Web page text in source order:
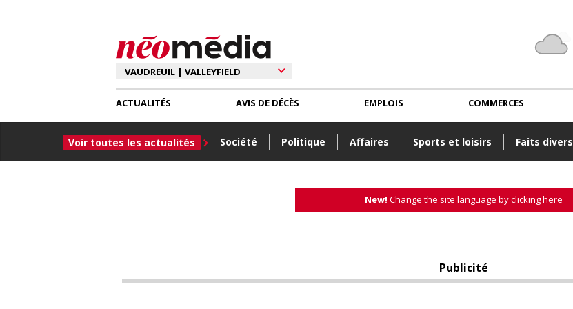
ACTUALITÉS
Voir toutes les actualités Société Politique Affaires Sports et loisirs Faits divers
AVIS DE DÉCÈS EMPLOIS COMMERCES
New! Change the site language by clicking here
Publicité